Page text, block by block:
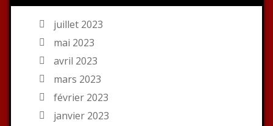
juillet 2023
mai 2023
avril 2023
mars 2023
février 2023
janvier 2023